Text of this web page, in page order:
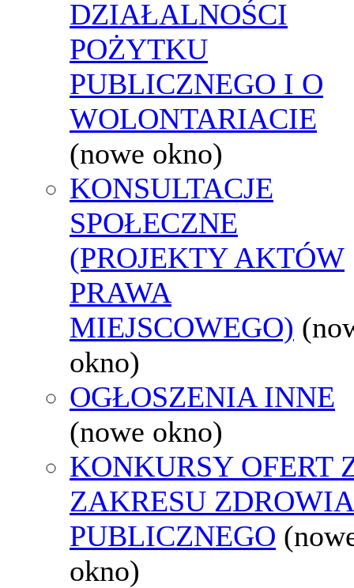
DZIAŁALNOŚCI
POŻYTKU
PUBLICZNEGO I O
WOLONTARIACIE
(nowe okno)
KONSULTACJE
SPOŁECZNE
(PROJEKTY AKTÓW
PRAWA
MIEJSCOWEGO)
okno)
OGŁOSZENIA INNE
(nowe okno)
KONKURSY OFERT
ZAKRESU ZDROWIA
PUBLICZNEGO
okno)